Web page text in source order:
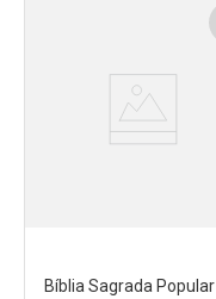
Bíblia Sagrada Popular